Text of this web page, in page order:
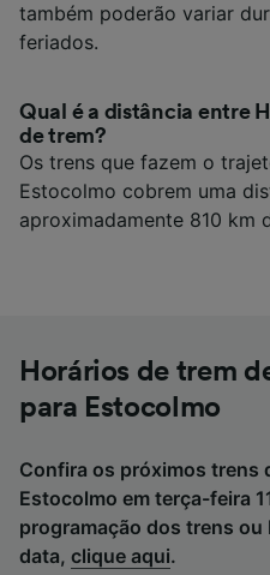
também poderão variar
feriados.
Qual é a distância entre
de trem?
Os trens que fazem o
Estocolmo cobrem uma
aproximadamente 810 km
Horários de trem
para Estocolmo
Confira os próximos trens
Estocolmo em terça-feira
programação dos trens
data, clique aqui.